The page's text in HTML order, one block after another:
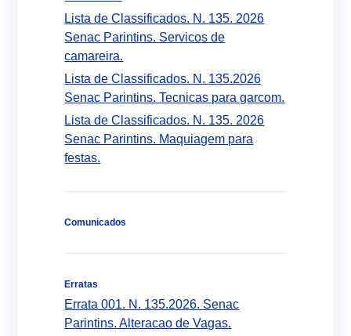
Lista de Classificados. N. 135. 2026
Senac Parintins. Servicos de
camareira.
Lista de Classificados. N. 135.2026
Senac Parintins. Tecnicas para garcom.
Lista de Classificados. N. 135. 2026
Senac Parintins. Maquiagem para
festas.
Comunicados
Erratas
Errata 001. N. 135.2026. Senac
Parintins. Alteracao de Vagas.